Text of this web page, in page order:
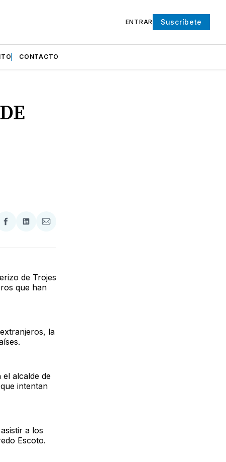
ENTRAR Suscríbete
CONTACTO
Compartir
Facebook
Compartir
LinkedIn
Compartir
Email
de Trojes
que han
la
alcalde de
intentan
a los
Escoto.